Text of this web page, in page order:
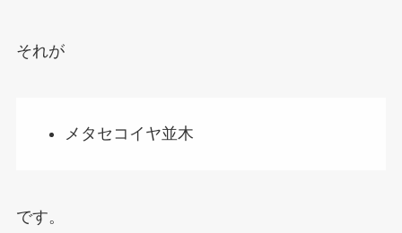
それが
メタセコイヤ並木
です。